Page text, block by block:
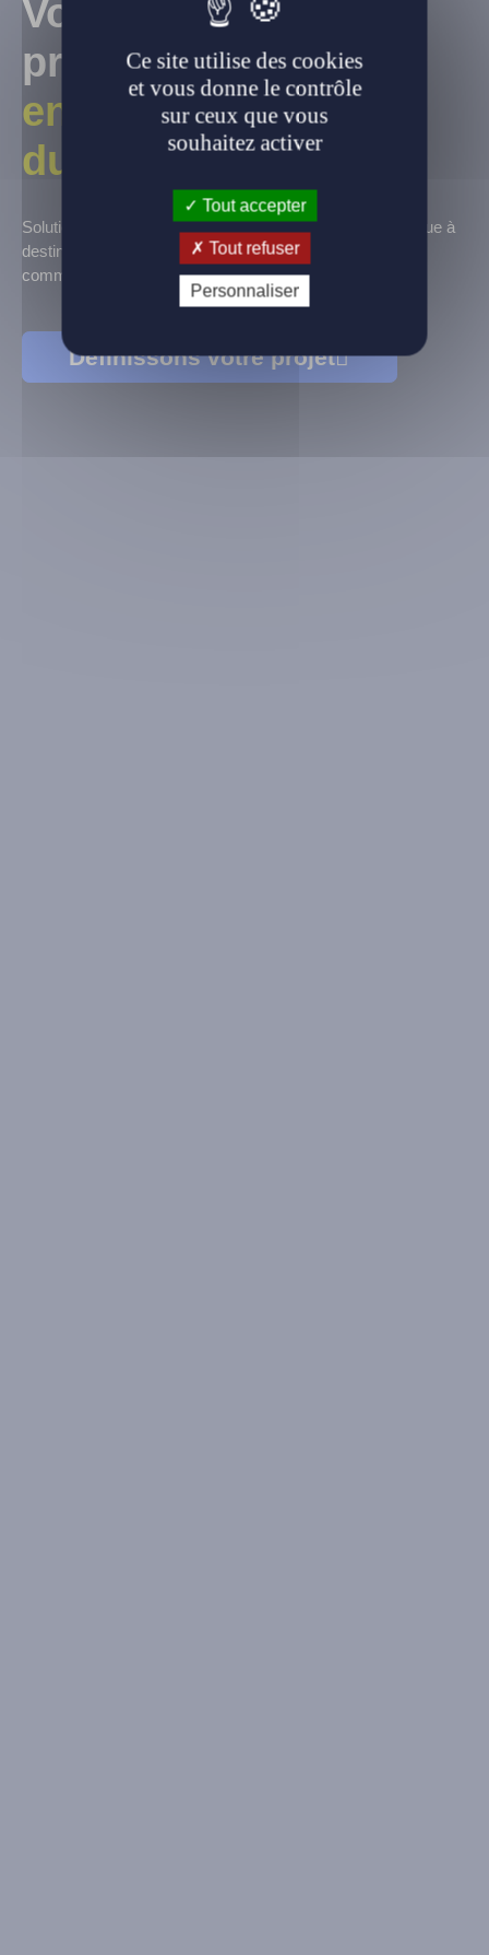
Vos véhicules
professionnels
en location longue
durée
Solutions de location longue durée de véhicule multimarque à
destination des professionnels, PME, TPE, artisans,
commerçants et professions libérales.
Définissons votre projet
Ce site utilise des cookies
et vous donne le contrôle
sur ceux que vous
souhaitez activer
Tout accepter
Tout refuser
Personnaliser